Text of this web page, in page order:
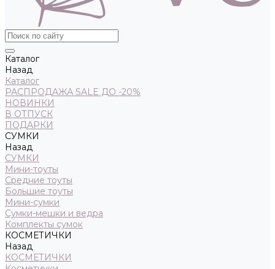
Каталог
Назад
Каталог
РАСПРОДАЖА SALE ДО -20%
НОВИНКИ
В ОТПУСК
ПОДАРКИ
СУМКИ
Назад
СУМКИ
Мини-тоуты
Средние тоуты
Большие тоуты
Мини-сумки
Сумки-мешки и ведра
Комплекты сумок
КОСМЕТИЧКИ
Назад
КОСМЕТИЧКИ